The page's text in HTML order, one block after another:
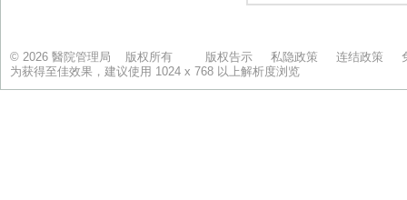
© 2026 醫院管理局 版权所有 版权告示 私隐政策 连结政策
为获得至佳效果，建议使用 1024 x 768 以上解析度浏览